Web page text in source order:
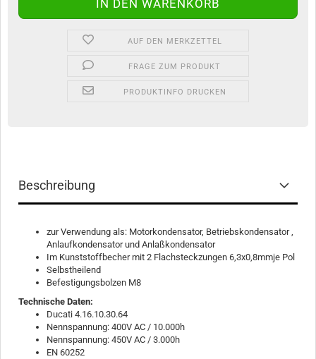
AUF DEN MERKZETTEL
FRAGE ZUM PRODUKT
PRODUKTINFO DRUCKEN
Beschreibung
zur Verwendung als: Motorkondensator, Betriebskondensator ,
Anlaufkondensator und Anlaßkondensator
Im Kunststoffbecher mit 2 Flachsteckzungen 6,3x0,8mmje Pol
Selbstheilend
Befestigungsbolzen M8
Technische Daten:
Ducati 4.16.10.30.64
Nennspannung: 400V AC / 10.000h
Nennspannung: 450V AC / 3.000h
EN 60252